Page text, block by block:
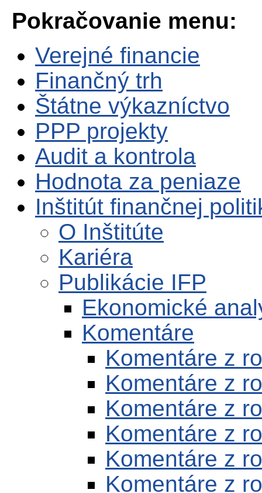
Pokračovanie menu:
Verejné financie
Finančný trh
Štátne výkazníctvo
PPP projekty
Audit a kontrola
Hodnota za peniaze
Inštitút finančnej
O Inštitúte
Kariéra
Publikácie IFP
Ekonomické
Komentáre
Komentáre z
Komentáre z
Komentáre z
Komentáre z
Komentáre z
Komentáre z